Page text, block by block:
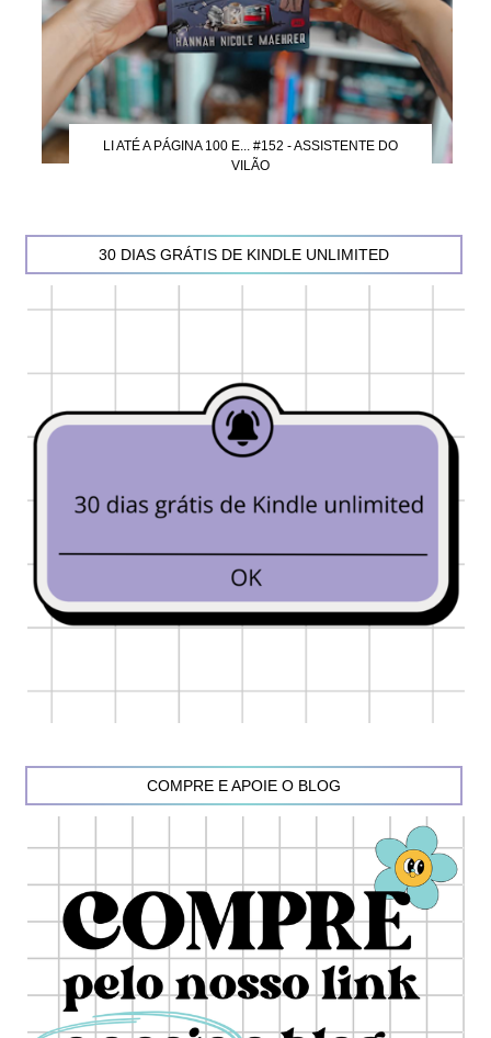
LI ATÉ A PÁGINA 100 E... #152 - ASSISTENTE DO
VILÃO
30 DIAS GRÁTIS DE KINDLE UNLIMITED
COMPRE E APOIE O BLOG